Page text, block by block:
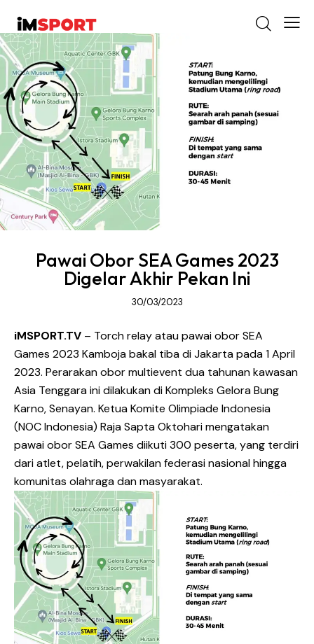
Pawai Obor SEA Games 2023
Digelar Akhir Pekan Ini
30/03/2023
iMSPORT.TV – Torch relay atau pawai obor SEA
Games 2023 Kamboja bakal tiba di Jakarta pada 1 April
2023. Perarakan obor multievent dua tahunan kawasan
Asia Tenggara ini dilakukan di Kompleks Gelora Bung
Karno, Senayan. Ketua Komite Olimpiade Indonesia
(NOC Indonesia) Raja Sapta Oktohari mengatakan
pawai obor SEA Games diikuti 300 peserta, yang terdiri
dari atlet, pelatih, perwakilan federasi nasional hingga
komunitas olahraga dan masyarakat.